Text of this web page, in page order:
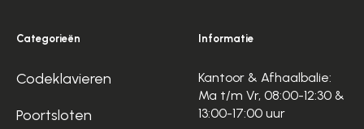
Categorieën
Codeklavieren
Poortsloten
Informatie
Kantoor & Afhaalbalie:
Ma t/m Vr, 08:00-12:30 &
13:00-17:00 uur